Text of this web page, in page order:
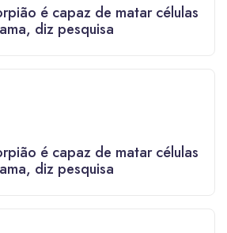
é capaz de matar células
diz pesquisa
é capaz de matar células
diz pesquisa